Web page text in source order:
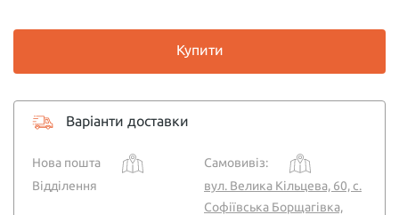
Купити
Варіанти доставки
Нова пошта
Самовивіз:
Відділення
вул. Велика Кільцева, 60, с.
Софіївська Борщагівка,